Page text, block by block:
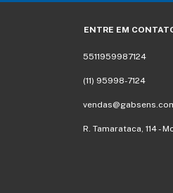
ENTRE EM
5511959987124
(11) 95998-7124
R. Tamarataca, 114 -